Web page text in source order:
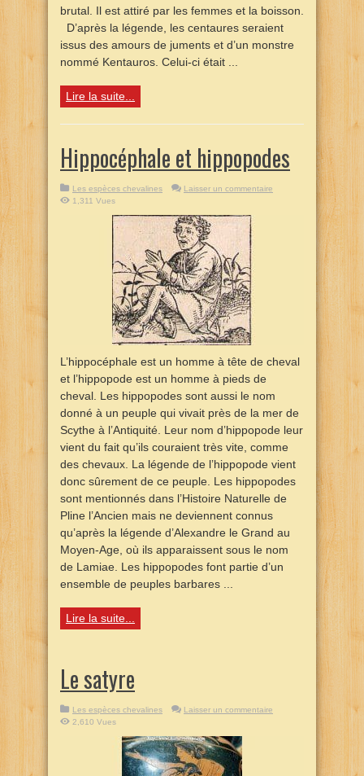
brutal. Il est attiré par les femmes et la boisson.
D’après la légende, les centaures seraient
issus des amours de juments et d’un monstre
nommé Kentauros. Celui-ci était ...
Lire la suite...
Hippocéphale et hippopodes
Les espèces chevalines
Laisser un commentaire
1,311 Vues
L’hippocéphale est un homme à tête de cheval
et l’hippopode est un homme à pieds de
cheval. Les hippopodes sont aussi le nom
donné à un peuple qui vivait près de la mer de
Scythe à l’Antiquité. Leur nom d’hippopode leur
vient du fait qu’ils couraient très vite, comme
des chevaux. La légende de l’hippopode vient
donc sûrement de ce peuple. Les hippopodes
sont mentionnés dans l’Histoire Naturelle de
Pline l’Ancien mais ne deviennent connus
qu’après la légende d’Alexandre le Grand au
Moyen-Age, où ils apparaissent sous le nom
de Lamiae. Les hippopodes font partie d’un
ensemble de peuples barbares ...
Lire la suite...
Le satyre
Les espèces chevalines
Laisser un commentaire
2,610 Vues